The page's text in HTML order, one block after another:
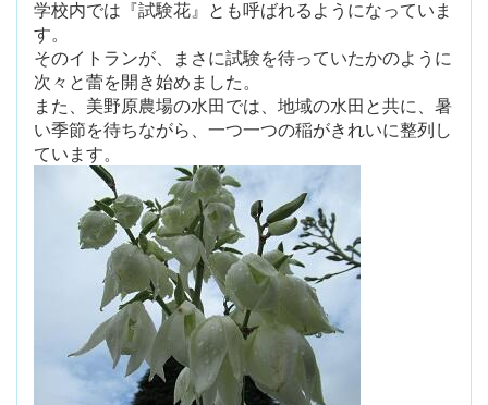
学校内では『試験花』とも呼ばれるようになっていま
す。
そのイトランが、まさに試験を待っていたかのように
次々と蕾を開き始めました。
また、美野原農場の水田では、地域の水田と共に、暑
い季節を待ちながら、一つ一つの稲がきれいに整列し
ています。